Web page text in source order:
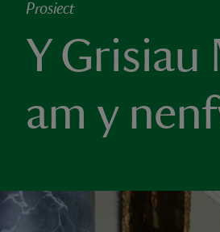
Prosiect
Y Grisiau
am y